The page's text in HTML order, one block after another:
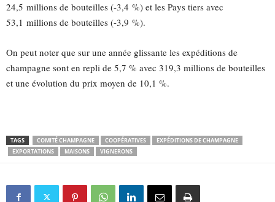
24,5 millions de bouteilles (-3,4 %) et les Pays tiers avec
53,1 millions de bouteilles (-3,9 %).
On peut noter que sur une année glissante les expéditions de
champagne sont en repli de 5,7 % avec 319,3 millions de bouteilles
et une évolution du prix moyen de 10,1 %.
TAGS COMITÉ CHAMPAGNE COOPÉRATIVES
EXPÉDITIONS DE CHAMPAGNE
EXPORTATIONS
MAISONS VIGNERONS